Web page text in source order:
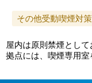
その他受動喫煙対
屋内は原則禁煙とし
拠点には、喫煙専用室